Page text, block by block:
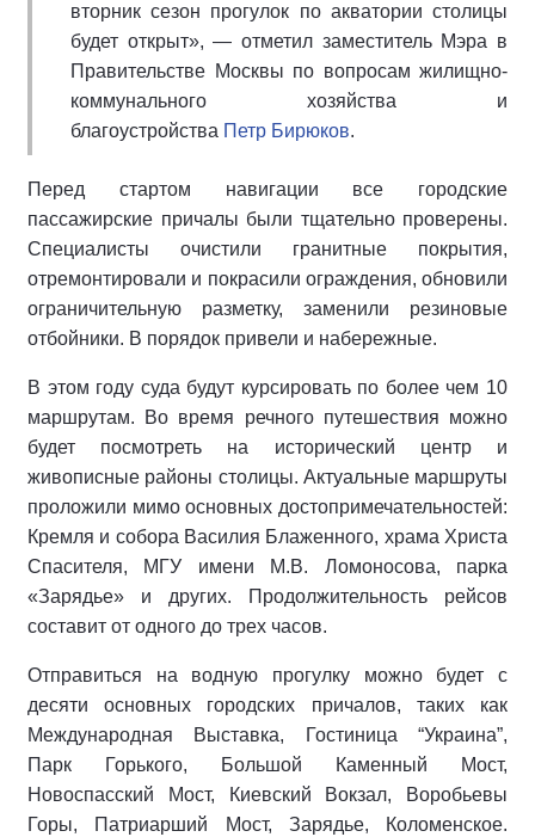
вторник сезон прогулок по акватории столицы
будет открыт», — отметил заместитель Мэра в
Правительстве Москвы по вопросам жилищно-
коммунального хозяйства и
благоустройства Петр Бирюков.
Перед стартом навигации все городские
пассажирские причалы были тщательно проверены.
Специалисты очистили гранитные покрытия,
отремонтировали и покрасили ограждения, обновили
ограничительную разметку, заменили резиновые
отбойники. В порядок привели и набережные.
В этом году суда будут курсировать по более чем 10
маршрутам. Во время речного путешествия можно
будет посмотреть на исторический центр и
живописные районы столицы. Актуальные маршруты
проложили мимо основных достопримечательностей:
Кремля и собора Василия Блаженного, храма Христа
Спасителя, МГУ имени М.В. Ломоносова, парка
«Зарядье» и других. Продолжительность рейсов
составит от одного до трех часов.
Отправиться на водную прогулку можно будет с
десяти основных городских причалов, таких как
Международная Выставка, Гостиница “Украина”,
Парк Горького, Большой Каменный Мост,
Новоспасский Мост, Киевский Вокзал, Воробьевы
Горы, Патриарший Мост, Зарядье, Коломенское.